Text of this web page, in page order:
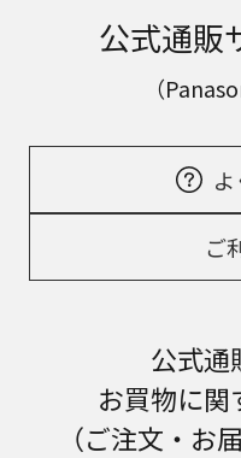
公式通販
（
ご
公式通
お買物に関
（ご注文・お